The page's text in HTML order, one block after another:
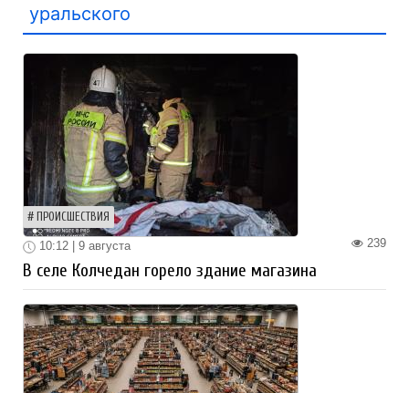
уральского
ПРОИСШЕСТВИЯ
239
10:12 | 9 августа
В селе Колчедан горело здание магазина